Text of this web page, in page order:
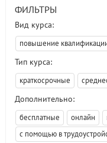
ФИЛЬТРЫ
Вид курса:
повышение
Тип курса:
краткосрочные
Дополнительно:
бесплатные онлайн
с помощью в